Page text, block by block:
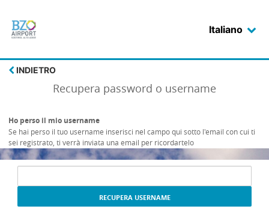
Login Italiano
INDIETRO
Recupera password o username
Ho perso il mio username
Se hai perso il tuo username inserisci nel campo qui sotto l'email con cui ti
sei registrato, ti verrà inviata una email per ricordartelo
Campo
recuperare